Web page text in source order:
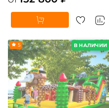
В НАЛИЧИИ
5